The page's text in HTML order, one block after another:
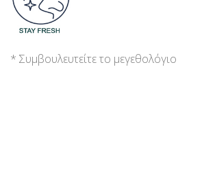
* Συμβουλευτείτε το μεγεθολόγιο